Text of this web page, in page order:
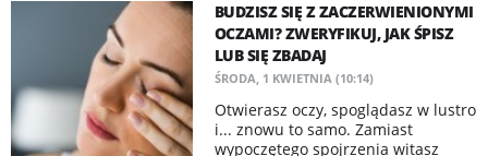
BUDZISZ SIĘ Z ZACZERWIENIONYMI
OCZAMI? ZWERYFIKUJ, JAK ŚPISZ
LUB SIĘ ZBADAJ
ŚRODA, 1 KWIETNIA (10:14)
Otwierasz oczy, spoglądasz w lustro
i... znowu to samo. Zamiast
wypoczętego spojrzenia witasz